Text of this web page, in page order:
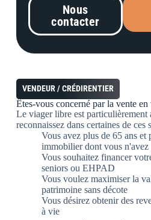
Nous
contacter
VENDEUR / CRÉDIRENTIER
Êtes-vous concerné par la vente en
Le viager libre est particulièrement
reconnaissez dans certaines de ces
Vous avez plus de 65 ans et
immobilier dont vous n'avez
Vous souhaitez financer
seniors ou EHPAD
Vous voulez maximiser la
patrimoine sans décote
Vous désirez obtenir des
à vie